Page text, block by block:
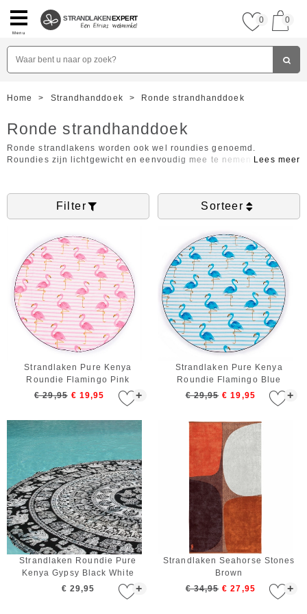
Menu
STRANDLAKENEXPERT 0 0
Home > Strandhanddoek > Ronde strandhanddoek
Ronde strandhanddoek
Ronde strandlakens worden ook wel roundies genoemd.
Roundies zijn lichtgewicht en eenvoudig mee te nemen naar het
hebben felle kleuren en moderne motieven voor een echt
zomergevoel!Filter Sorteer
+
Strandlaken Pure Kenya
Roundie Flamingo Pink
€ 29,95 € 19,95 +
Strandlaken Pure Kenya
Roundie Flamingo Blue
€ 29,95 € 19,95
+
Strandlaken Roundie Pure
Kenya Gypsy Black White
€ 29,95
+
Strandlaken Seahorse Stones
Brown
€ 34,95 € 27,95